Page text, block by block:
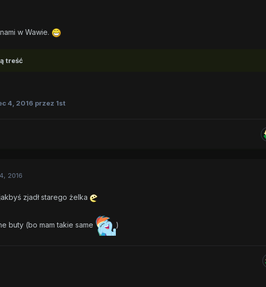
w Wawie.
treść
4, 2016 przez 1st
2016
zjadł starego żelka
buty (bo mam takie same )